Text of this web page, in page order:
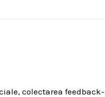
colectarea feedback-